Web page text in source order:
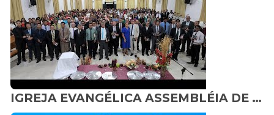
IGREJA EVANGÉLICA ASSEMBLÉIA DE DEUS - CEMADERON